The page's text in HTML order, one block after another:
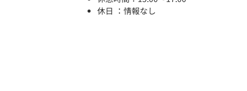
休日 ：情報なし